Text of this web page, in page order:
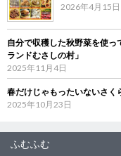
2026年4月15日
自分で収穫した秋野菜を使
ランドむさしの村」
2025年11月4日
春だけじゃもったいないさく
2025年10月23日
ふむふむ